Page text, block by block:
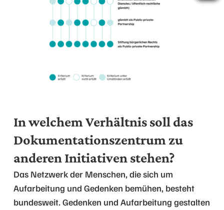
In welchem Verhältnis soll das
Dokumentationszentrum zu
anderen Initiativen stehen?
Das Netzwerk der Menschen, die sich um
Aufarbeitung und Gedenken bemühen, besteht
bundesweit. Gedenken und Aufarbeitung gestalten